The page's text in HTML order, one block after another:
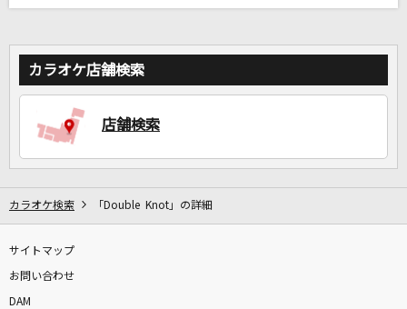
カラオケをもっと楽しもう！
カラオケ店舗検索
店舗検索
カラオケ検索 「Double Knot」の詳細
サイトマップ
お問い合わせ
DAM